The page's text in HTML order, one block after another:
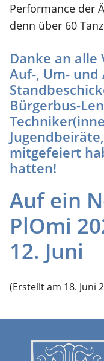
Performance der
denn über 60
Danke an alle
Auf-, Um-
Bürgerbus-
mitgefeiert
hatten!
Auf ein
PlOmi
12. Juni
(Erstellt am 18. Juni